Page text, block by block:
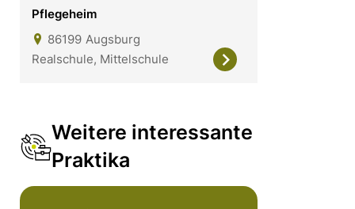
Pflegeheim
86199 Augsburg
Realschule, Mittelschule
Weitere interessante
Praktika